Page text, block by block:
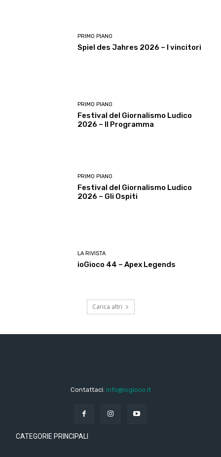
PRIMO PIANO
Spiel des Jahres 2026 – I vincitori
PRIMO PIANO
Festival del Giornalismo Ludico
2026 – Il Programma
PRIMO PIANO
Festival del Giornalismo Ludico
2026 – Gli Ospiti
LA RIVISTA
ioGioco 44 – Apex Legends
Carica altri
Contattaci: info@iogioco.it
CATEGORIE PRINCIPALI